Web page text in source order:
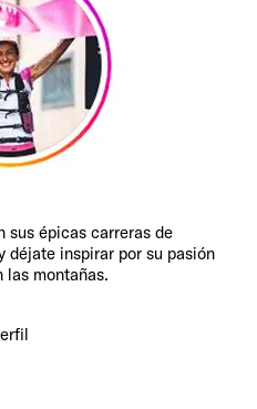
sus épicas carreras de
déjate inspirar por su pasión
las montañas.